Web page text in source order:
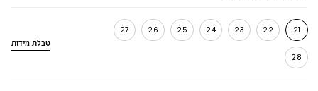
מ
טבלת מידות
21
22
23
24
25
26
27
28